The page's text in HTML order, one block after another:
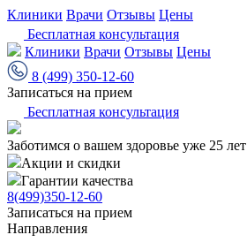
Клиники Врачи Отзывы Цены
Бесплатная консультация
Клиники Врачи Отзывы Цены
8 (499) 350-12-60
Записаться на прием
Бесплатная консультация
Заботимся о вашем здоровье уже 25 лет
Акции и скидки
Гарантии качества
8(499)350-12-60
Записаться на прием
Направления